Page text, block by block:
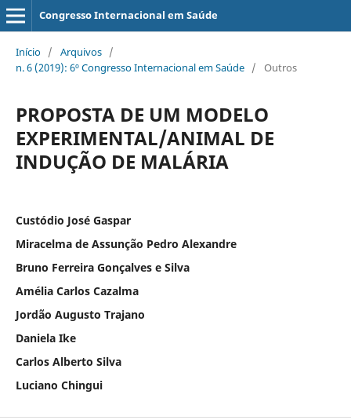
Congresso Internacional em Saúde
Início / Arquivos /
n. 6 (2019): 6º Congresso Internacional em Saúde / Outros
PROPOSTA DE UM MODELO
EXPERIMENTAL/ANIMAL DE
INDUÇÃO DE MALÁRIA
Custódio José Gaspar
Miracelma de Assunção Pedro Alexandre
Bruno Ferreira Gonçalves e Silva
Amélia Carlos Cazalma
Jordão Augusto Trajano
Daniela Ike
Carlos Alberto Silva
Luciano Chingui